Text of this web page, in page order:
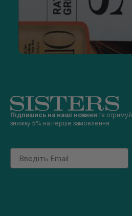
Підпишись на наші новини та отримуй
знижку 5% на перше замовлення
Email